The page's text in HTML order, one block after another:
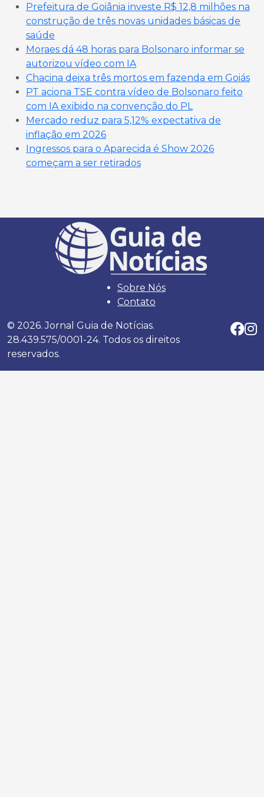
Prefeitura de Goiânia investe R$ 12,8 milhões na
construção de três novas unidades básicas de
saúde
Moraes dá 48 horas para Bolsonaro informar se
autorizou vídeo com IA
Chacina deixa três mortos em fazenda em Goiás
PT aciona TSE contra vídeo de Bolsonaro feito
com IA exibido na convenção do PL
Mercado reduz para 5,12% expectativa de
inflação em 2026
Ingressos para o Aparecida é Show 2026
começam a ser retirados
Sobre Nós
Contato
© 2026. Jornal Guia de Notícias.
28.439.575/0001-24. Todos os direitos
reservados.